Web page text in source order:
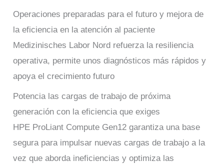
Operaciones preparadas para el futuro y mejora de
la eficiencia en la atención al paciente
Medizinisches Labor Nord refuerza la resiliencia
operativa, permite unos diagnósticos más rápidos y
apoya el crecimiento futuro
Potencia las cargas de trabajo de próxima
generación con la eficiencia que exiges
HPE ProLiant Compute Gen12 garantiza una base
segura para impulsar nuevas cargas de trabajo a la
vez que aborda ineficiencias y optimiza las